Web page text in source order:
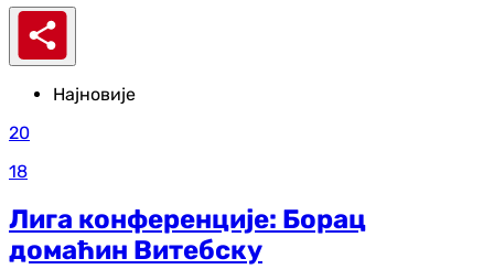
Најновије
20
18
Лига конференције: Борац
домаћин Витебску